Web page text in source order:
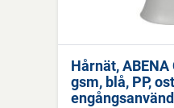
Hårnät, ABENA
gsm, blå, PP,